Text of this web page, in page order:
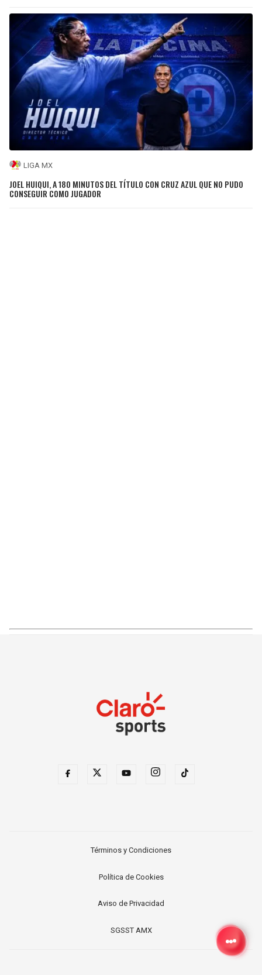
LIGA MX
JOEL HUIQUI, A 180 MINUTOS DEL TÍTULO CON CRUZ AZUL QUE NO PUDO
CONSEGUIR COMO JUGADOR
Términos y Condiciones
Política de Cookies
Aviso de Privacidad
SGSST AMX